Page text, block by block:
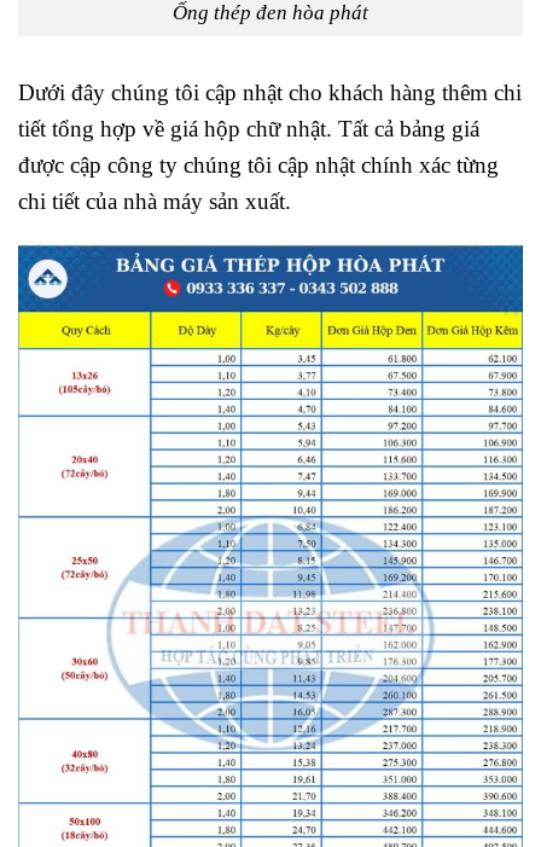
Ống thép đen hòa phát
Dưới đây chúng tôi cập nhật cho khách hàng thêm chi
tiết tổng hợp về giá hộp chữ nhật. Tất cả bảng giá
được cập công ty chúng tôi cập nhật chính xác từng
chi tiết của nhà máy sản xuất.